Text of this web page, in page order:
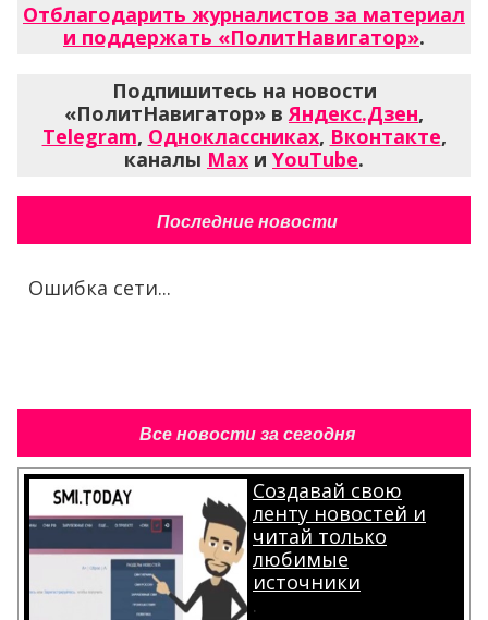
Отблагодарить журналистов за материал
и поддержать «ПолитНавигатор».
Подпишитесь на новости
«ПолитНавигатор» вЯндекс.Дзен,
Telegram, Одноклассниках, Вконтакте,
каналы Max и YouTube.
Последние новости
Ошибка сети...
Все новости за сегодня
Создавай свою
ленту новостей и
читай только
любимые
источники
.